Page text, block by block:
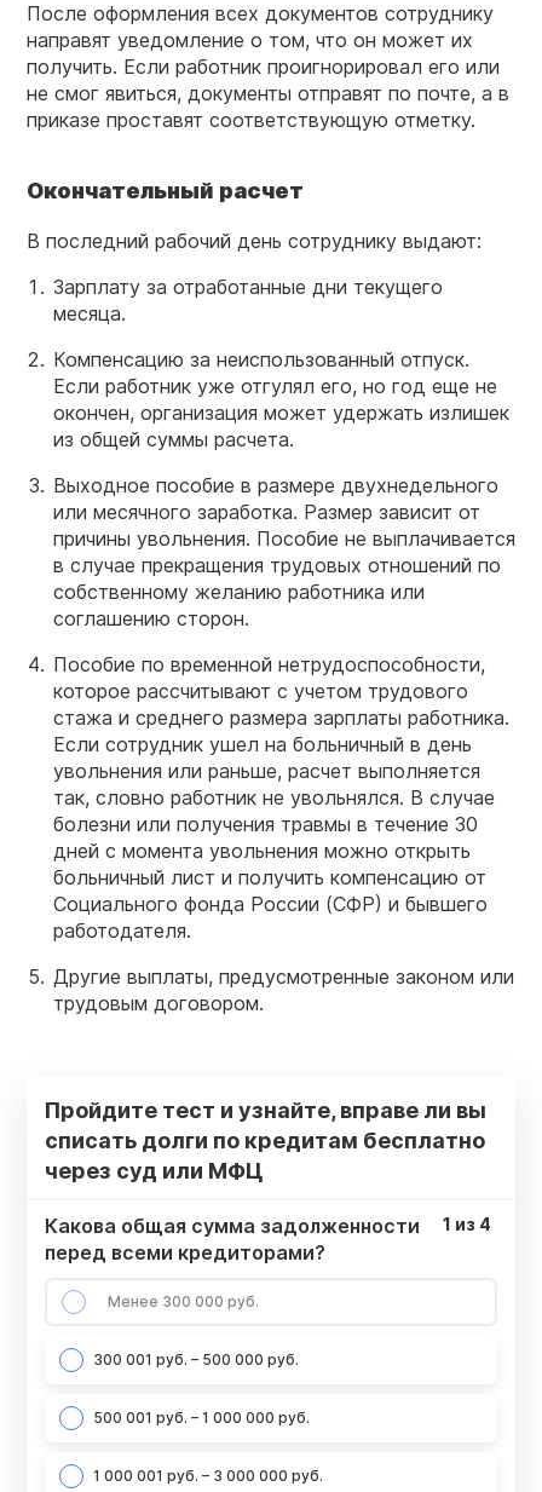
После оформления всех документов сотруднику
направят уведомление о том, что он может их
получить. Если работник проигнорировал его или
не смог явиться, документы отправят по почте, а в
приказе проставят соответствующую отметку.
Окончательный расчет
В последний рабочий день сотруднику выдают:
Зарплату за отработанные дни текущего
месяца.
Компенсацию за неиспользованный отпуск.
Если работник уже отгулял его, но год еще не
окончен, организация может удержать излишек
из общей суммы расчета.
Выходное пособие в размере двухнедельного
или месячного заработка. Размер зависит от
причины увольнения. Пособие не выплачивается
в случае прекращения трудовых отношений по
собственному желанию работника или
соглашению сторон.
Пособие по временной нетрудоспособности,
которое рассчитывают с учетом трудового
стажа и среднего размера зарплаты работника.
Если сотрудник ушел на больничный в день
увольнения или раньше, расчет выполняется
так, словно работник не увольнялся. В случае
болезни или получения травмы в течение 30
дней с момента увольнения можно открыть
больничный лист и получить компенсацию от
Социального фонда России (СФР) и бывшего
работодателя.
Другие выплаты, предусмотренные законом или
трудовым договором.
Пройдите тест и узнайте, вправе ли вы
списать долги по кредитам бесплатно
через суд или МФЦ
Какова общая сумма задолженности
перед всеми кредиторами?
Менее 300 000 руб.
300 001 руб. – 500 000 руб.
500 001 руб. – 1 000 000 руб.
1 000 001 руб. – 3 000 000 руб.
1 из 4